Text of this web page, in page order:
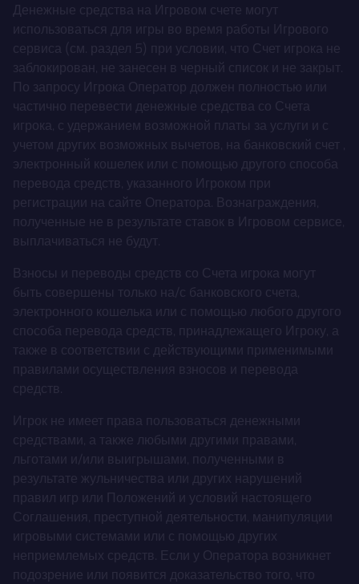
Денежные средства на Игровом счете могут
использоваться для игры во время работы Игрового
сервиса (см. раздел 5) при условии, что Счет игрока не
заблокирован, не занесен в черный список и не закрыт.
По запросу Игрока Оператор должен полностью или
частично перевести денежные средства со Счета
игрока, с удержанием возможной платы за услуги и с
учетом других возможных вычетов, на банковский счет ,
электронный кошелек или с помощью другого способа
перевода средств, указанного Игроком при
регистрации на сайте Оператора. Вознаграждения,
полученные не в результате ставок в Игровом сервисе,
выплачиваться не будут.
Взносы и переводы средств со Счета игрока могут
быть совершены только на/с банковского счета,
электронного кошелька или с помощью любого другого
способа перевода средств, принадлежащего Игроку, а
также в соответствии с действующими применимыми
правилами осуществления взносов и перевода
средств.
Игрок не имеет права пользоваться денежными
средствами, а также любыми другими правами,
льготами и/или выигрышами, полученными в
результате жульничества или других нарушений
правил игр или Положений и условий настоящего
Соглашения, преступной деятельности, манипуляции
игровыми системами или с помощью других
неприемлемых средств. Если у Оператора возникнет
подозрение или появится доказательство того, что